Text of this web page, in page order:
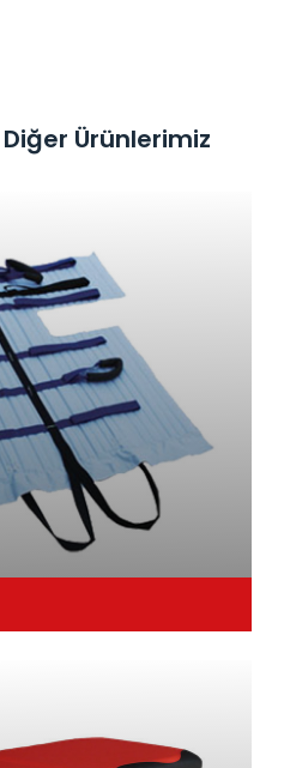
Ürünlerimiz